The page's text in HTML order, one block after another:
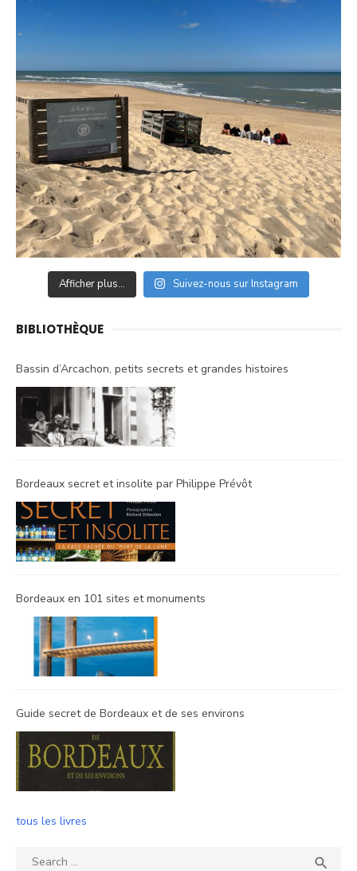
Afficher plus... Suivez-nous sur Instagram
BIBLIOTHÈQUE
Bassin d’Arcachon, petits secrets et grandes histoires
Bordeaux secret et insolite par Philippe Prévôt
Bordeaux en 101 sites et monuments
Guide secret de Bordeaux et de ses environs
tous les livres
Search
